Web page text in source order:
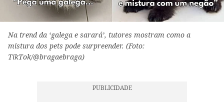
Na trend da ‘galega e sarará’, tutores mostram como a
mistura dos pets pode surpreender. (Foto:
TikTok/@bragaebraga)